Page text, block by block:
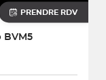
PRENDRE RDV
BVM5